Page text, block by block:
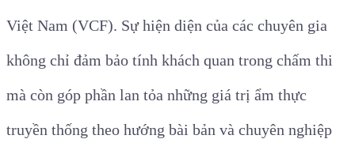
Việt Nam (VCF). Sự hiện diện của các chuyên gia
không chỉ đảm bảo tính khách quan trong chấm thi
mà còn góp phần lan tỏa những giá trị ẩm thực
truyền thống theo hướng bài bản và chuyên nghiệp